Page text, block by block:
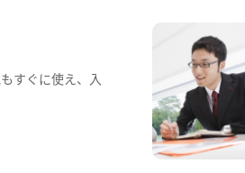
すぐに使え、入